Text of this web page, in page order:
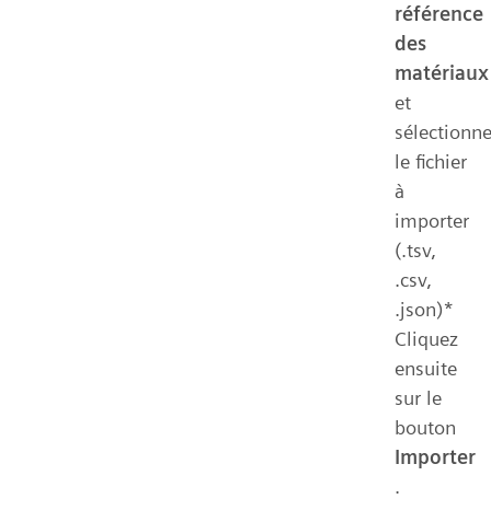
référence
des
matériaux
et
le fichier
à
importer
(.tsv,
.csv,
.json)*
Cliquez
ensuite
sur le
bouton
Importer
.